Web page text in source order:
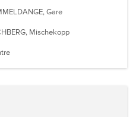
Gare
Mischekopp